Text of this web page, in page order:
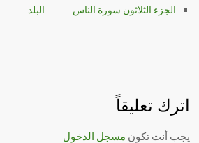
الجزء الثلاثون سورة الناس
البلد
اترك تعليقاً
يجب أنت تكون مسجل الدخول